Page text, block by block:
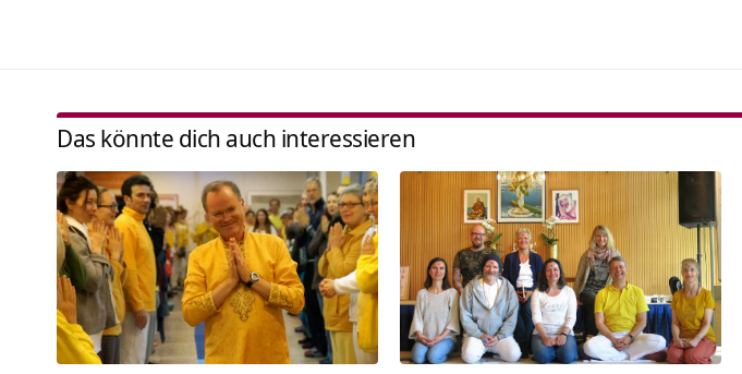
Das könnte dich auch interessieren